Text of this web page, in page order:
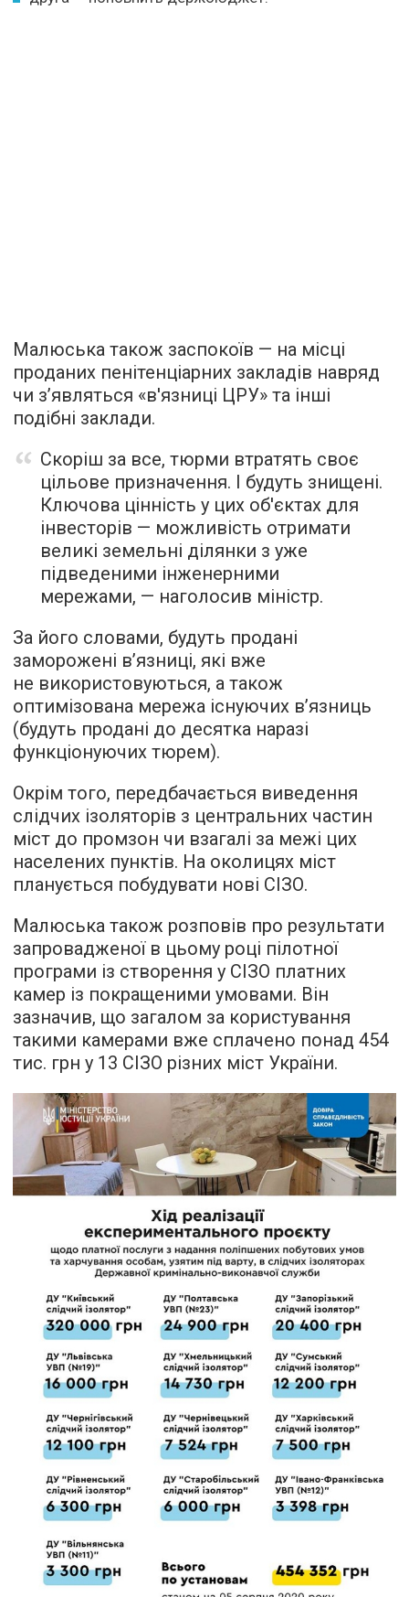
Малюська також заспокоїв — на місці
проданих пенітенціарних закладів навряд
чи з’являться «в'язниці ЦРУ» та інші
подібні заклади.
Скоріш за все, тюрми втратять своє
цільове призначення. І будуть знищені.
Ключова цінність у цих об'єктах для
інвесторів — можливість отримати
великі земельні ділянки з уже
підведеними інженерними
мережами, — наголосив міністр.
За його словами, будуть продані
заморожені в’язниці, які вже
не використовуються, а також
оптимізована мережа існуючих в’язниць
(будуть продані до десятка наразі
функціонуючих тюрем).
Окрім того, передбачається виведення
слідчих ізоляторів з центральних частин
міст до промзон чи взагалі за межі цих
населених пунктів. На околицях міст
планується побудувати нові СІЗО.
Малюська також розповів про результати
запровадженої в цьому році пілотної
програми із створення у СІЗО платних
камер із покращеними умовами. Він
зазначив, що загалом за користування
такими камерами вже сплачено понад 454
тис. грн у 13 СІЗО різних міст України.